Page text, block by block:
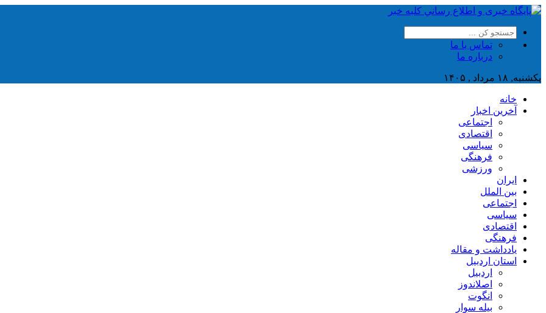
تماس با ما
درباره ما
یکشنبه, ۱۸ مرداد , ۱۴۰۵
خانه
آخرین اخبار
اجتماعی
اقتصادی
سیاسی
فرهنگی
ورزشی
ایران
بین الملل
اجتماعی
سیاسی
اقتصادی
فرهنگی
یادداشت و مقاله
استان اردبیل
اردبیل
اصلاندوز
انگوت
بیله سوار